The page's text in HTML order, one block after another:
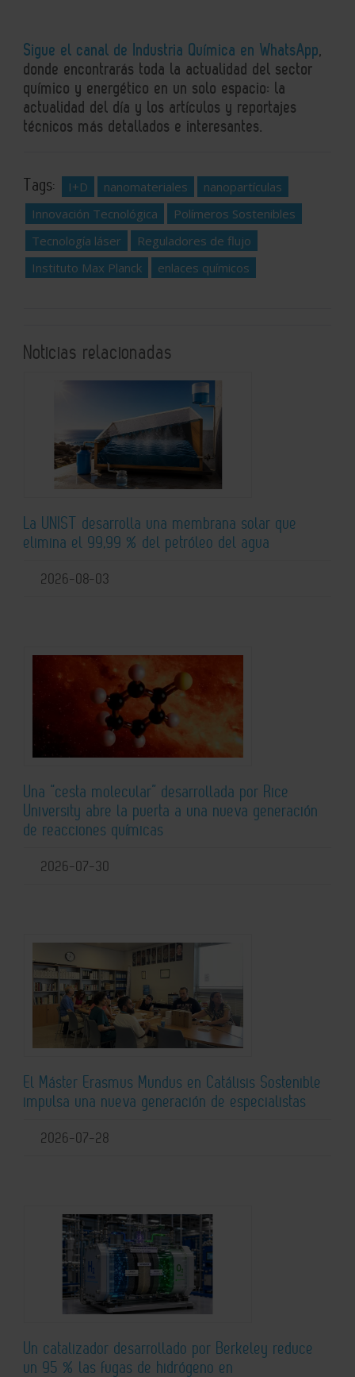
Sigue el canal de Industria Química en WhatsApp,
donde encontrarás toda la actualidad del sector
químico y energético en un solo espacio: la
actualidad del día y los artículos y reportajes
técnicos más detallados e interesantes.
Tags: I+D nanomateriales
nanopartículas
Innovación Tecnológica
Polímeros Sostenibles
Tecnología láser
Reguladores de flujo
Instituto Max Planck
enlaces químicos
Noticias relacionadas
La UNIST desarrolla una membrana solar que
elimina el 99,99 % del petróleo del agua
2026-08-03
Una “cesta molecular” desarrollada por Rice
University abre la puerta a una nueva generación
de reacciones químicas
2026-07-30
El Máster Erasmus Mundus en Catálisis Sostenible
impulsa una nueva generación de especialistas
2026-07-28
Un catalizador desarrollado por Berkeley reduce
un 95 % las fugas de hidrógeno en